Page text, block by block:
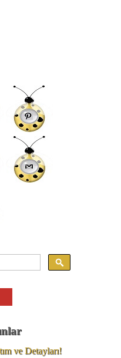
ve Detayları!